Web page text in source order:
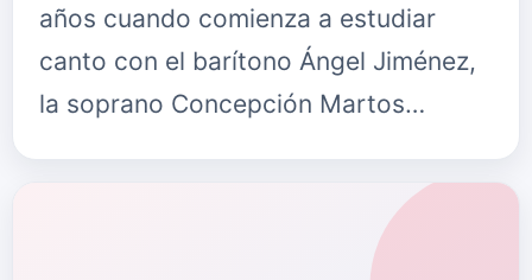
años cuando comienza a estudiar
canto con el barítono Ángel Jiménez,
la soprano Concepción Martos…